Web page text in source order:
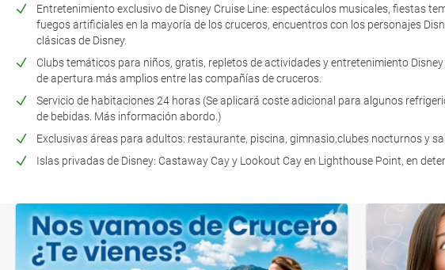
Entretenimiento exclusivo de Disney Cruise Line: espectáculos musicales, fiestas
fuegos artificiales en la mayoría de los cruceros, encuentros con los personajes
clásicas de Disney.
Clubs temáticos para niños, gratis, repletos de actividades y entretenimiento
de apertura más amplios entre las compañías de cruceros.
Servicio de habitaciones 24 horas (Se aplicará coste adicional para algunos
de bebidas. Más información abordo.)
Exclusivas áreas para adultos: restaurante, piscina, gimnasio,clubes nocturnos y
Islas privadas de Disney: Castaway Cay y Lookout Cay en Lighthouse Point, en